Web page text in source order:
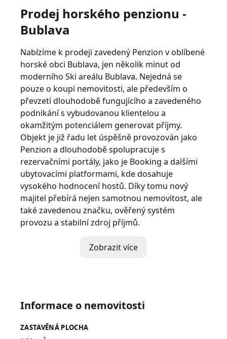
Prodej horského penzionu -
Bublava
Nabízíme k prodeji zavedený Penzion v oblíbené
horské obci Bublava, jen několik minut od
moderního Ski areálu Bublava. Nejedná se
pouze o koupi nemovitosti, ale především o
převzetí dlouhodobě fungujícího a zavedeného
podnikání s vybudovanou klientelou a
okamžitým potenciálem generovat příjmy.
Objekt je již řadu let úspěšně provozován jako
Penzion a dlouhodobě spolupracuje s
rezervačními portály, jako je Booking a dalšími
ubytovacími platformami, kde dosahuje
vysokého hodnocení hostů. Díky tomu nový
majitel přebírá nejen samotnou nemovitost, ale
také zavedenou značku, ověřený systém
provozu a stabilní zdroj příjmů.
Součástí prodeje bude kompletní předání celého
provozu, včetně účtů na rezervačních
platformách, navázané klientely, již potvrzených
přerušení navázat na dosavadní provoz a
nemovitosti. Vážným zájemcům jsou majitelé
Zobrazit více
Informace o nemovitosti
ZASTAVĚNÁ PLOCHA